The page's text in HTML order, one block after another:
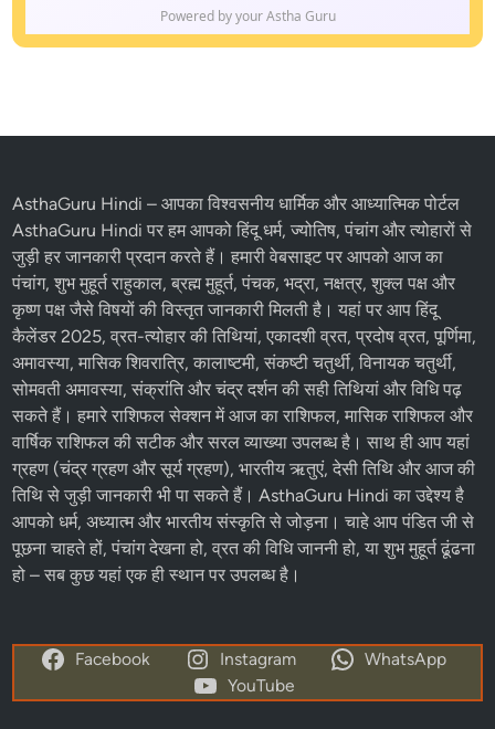
Powered by your Astha Guru
AsthaGuru Hindi– आपका विश्वसनीय धार्मिक और आध्यात्मिक पोर्टल
AsthaGuru Hindi पर हम आपको हिंदू धर्म, ज्योतिष,पंचांगऔरत्योहारोंसे
जुड़ी हर जानकारी प्रदान करते हैं। हमारी वेबसाइट पर आपको आज का
पंचांग, शुभ मुहूर्त राहुकाल, ब्रह्म मुहूर्त, पंचक, भद्रा, नक्षत्र, शुक्ल पक्ष और
कृष्ण पक्ष जैसे विषयों की विस्तृत जानकारी मिलती है। यहां पर आप हिंदू
कैलेंडर 2025,व्रत-त्योहार की तिथियां,एकादशी व्रत, प्रदोष व्रत, पूर्णिमा,
अमावस्या, मासिक शिवरात्रि, कालाष्टमी, संकष्टी चतुर्थी, विनायक चतुर्थी,
सोमवती अमावस्या, संक्रांति और चंद्र दर्शन की सही तिथियां और विधि पढ़
सकते हैं। हमारेराशिफलसेक्शन मेंआज का राशिफल, मासिक राशिफल और
वार्षिक राशिफल की सटीक और सरल व्याख्या उपलब्ध है। साथ ही आप यहां
ग्रहण (चंद्र ग्रहण और सूर्य ग्रहण), भारतीय ऋतुएं, देसी तिथि और आज की
तिथि से जुड़ी जानकारी भी पा सकते हैं। AsthaGuru Hindi का उद्देश्य है
आपको धर्म, अध्यात्म और भारतीय संस्कृति से जोड़ना। चाहे आप पंडित जी से
पूछना चाहते हों, पंचांग देखना हो, व्रत की विधि जाननी हो, या शुभ मुहूर्त ढूंढना
हो – सब कुछ यहां एक ही स्थान पर उपलब्ध है।
Facebook Instagram
WhatsApp
YouTube